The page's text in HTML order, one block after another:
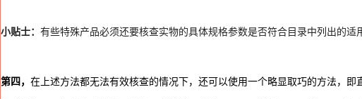
小贴士： 有些特殊产品必须还要核查实物的具体规格参数是否符合目录中列出的适
第四， 在上述方法都无法有效核查的情况下，还可以使用一个略显取巧的方法，